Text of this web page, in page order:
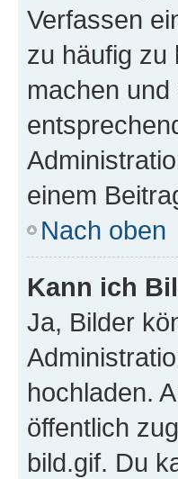
Verfassen
zu häufig zu
machen
einem
Nach oben
Kann ich
Ja, Bilder
hochladen.
öffentlich
bild.gif. Du